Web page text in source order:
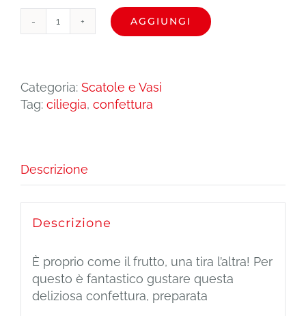
09.
di
Ciliegia
quantità
AGGIUNGI
Categoria: Scatole e Vasi
Tag: ciliegia, confettura
Descrizione
Descrizione
È proprio come il frutto, una tira l’altra! Per
questo è fantastico gustare questa
deliziosa confettura, preparata